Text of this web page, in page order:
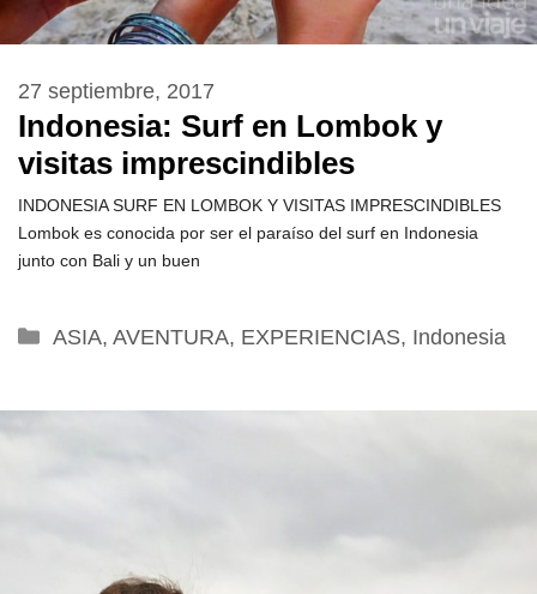
Indonesia: Surf en Lombok y
visitas imprescindibles
27 septiembre, 2017
INDONESIA SURF EN LOMBOK Y VISITAS IMPRESCINDIBLES
Lombok es conocida por ser el paraíso del surf en Indonesia
junto con Bali y un buen
Categorías
ASIA, AVENTURA, EXPERIENCIAS, Indonesia